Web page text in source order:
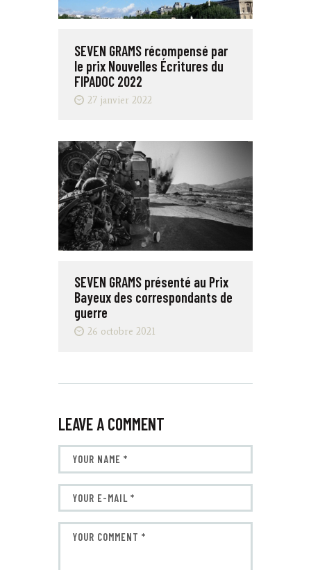
SEVEN GRAMS récompensé par
le prix Nouvelles Écritures du
FIPADOC 2022
27 janvier 2022
SEVEN GRAMS présenté au Prix
Bayeux des correspondants de
guerre
26 octobre 2021
LEAVE A COMMENT